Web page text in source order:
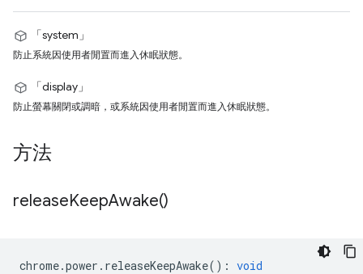
「system」
防止系統因使用者閒置而進入休眠狀態。
「display」
防止螢幕關閉或調暗，或系統因使用者閒置而進入休眠狀態。
方法
releaseKeepAwake()
chrome.power . releaseKeepAwake() : void